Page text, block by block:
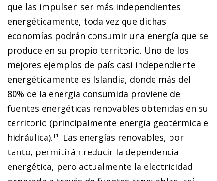
que las impulsen ser más independientes
energéticamente, toda vez que dichas
economías podrán consumir una energía que se
produce en su propio territorio. Uno de los
mejores ejemplos de país casi independiente
energéticamente es Islandia, donde más del
80% de la energía consumida proviene de
fuentes energéticas renovables obtenidas en su
territorio (principalmente energía geotérmica e
hidráulica). 1
Las energías renovables, por
tanto, permitirán reducir la dependencia
energética, pero actualmente la electricidad